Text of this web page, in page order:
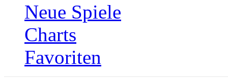
Neue Spiele
Charts
Favoriten